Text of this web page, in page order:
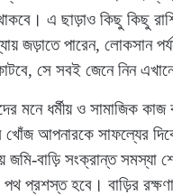
এ ছাড়াও কিছু কিছু
জড়াতে পারেন, লোকসান
সে সবই জেনে নিন
মনে ধর্মীয় ও সামাজিক
আপনারকে সাফল্যের দিকে
জমি-বাড়ি সংক্রান্ত সমস্যা
প্রশস্ত হবে। বাড়ির